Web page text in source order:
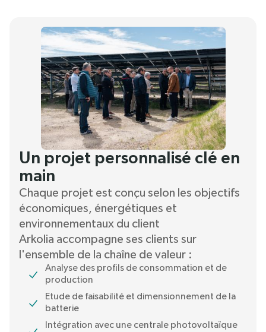
Un projet personnalisé clé en
main
Chaque projet est conçu selon les objectifs
économiques, énergétiques et
environnementaux du client
Arkolia accompagne ses clients sur
l'ensemble de la chaîne de valeur :
Analyse des profils de consommation et de
production
Etude de faisabilité et dimensionnement de la
batterie
Intégration avec une centrale photovoltaïque